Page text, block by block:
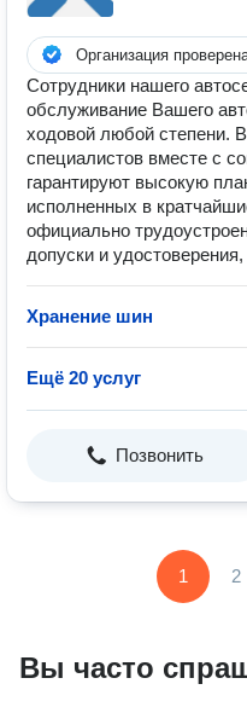
Организация
Сотрудники нашего
обслуживание Вашего
ходовой любой степени.
специалистов вместе с
гарантируют высокую
исполненных в
официально
допуски и
Хранение шин
Ещё 20 услуг
Позвонить
1 2
Вы часто